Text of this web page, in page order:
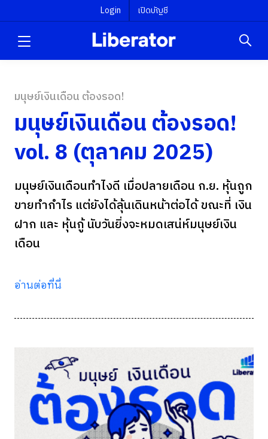
Login เปิดบัญชี
มนุษย์เงินเดือน ต้องรอด!
มนุษย์เงินเดือน ต้องรอด!
vol. 8 (ตุลาคม 2025)
มนุษย์เงินเดือนทำไงดี เมื่อปลายเดือน ก.ย. หุ้นถูก
ขายทำกำไร แต่ยังได้ลุ้นเดินหน้าต่อได้ ขณะที่ เงิน
ฝาก และ หุ้นกู้ นับวันยิ่งจะหมดเสน่ห์มนุษย์เงิน
เดือน
อ่านต่อที่นี่